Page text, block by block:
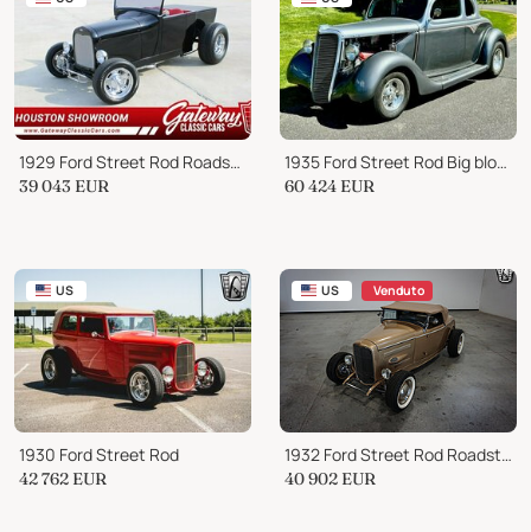
1929 Ford Street Rod Roadster Pickup
39 043 EUR
1935 Ford Street Rod Big block 502 Chevrolet engine
60 424 EUR
US
1930 Ford Street Rod
42 762 EUR
US Venduto
1932 Ford Street Rod Roadster
40 902 EUR